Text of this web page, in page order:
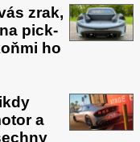
zrak,
pick-
ho
a